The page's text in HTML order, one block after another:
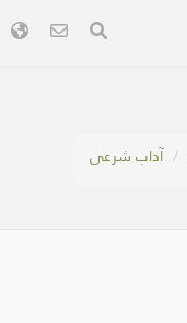
آداب شرعی